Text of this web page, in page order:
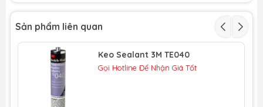
Sản phẩm liên quan
Keo Sealant 3M TE040
Gọi Hotline Để Nhận Giá Tốt